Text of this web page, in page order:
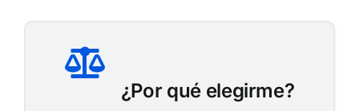
¿Por qué elegirme?